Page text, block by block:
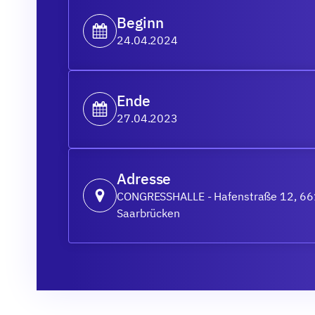
Beginn
24.04.2024
Ende
27.04.2023
Adresse
CONGRESSHALLE - Hafenstraße 12,
Saarbrücken